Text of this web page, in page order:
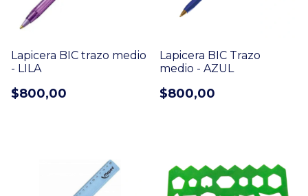
Lapicera BIC trazo medio
- LILA
$800,00
Lapicera BIC Trazo
medio - AZUL
$800,00